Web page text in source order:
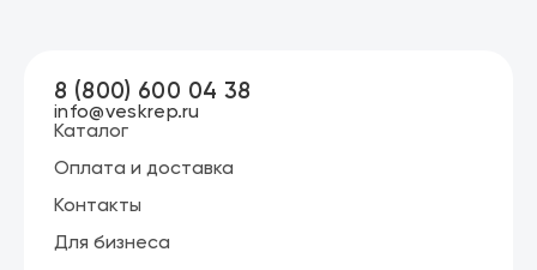
Каталог
Оплата и доставка
Контакты
Для бизнеса
8 (800) 600 04 38
info@veskrep.ru